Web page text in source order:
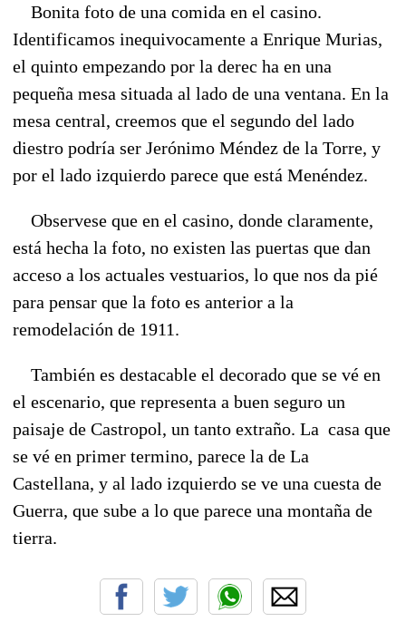
Bonita foto de una comida en el casino.
Identificamos inequivocamente a Enrique Murias,
el quinto empezando por la derec ha en una
pequeña mesa situada al lado de una ventana. En la
mesa central, creemos que el segundo del lado
diestro podría ser Jerónimo Méndez de la Torre, y
por el lado izquierdo parece que está Menéndez.
Observese que en el casino, donde claramente,
está hecha la foto, no existen las puertas que dan
acceso a los actuales vestuarios, lo que nos da pié
para pensar que la foto es anterior a la
remodelación de 1911.
También es destacable el decorado que se vé en
el escenario, que representa a buen seguro un
paisaje de Castropol, un tanto extraño. La casa que
se vé en primer termino, parece la de La
Castellana, y al lado izquierdo se ve una cuesta de
Guerra, que sube a lo que parece una montaña de
tierra.